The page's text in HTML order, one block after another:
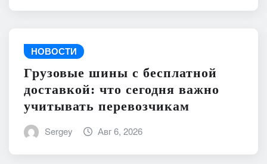
НОВОСТИ
Грузовые шины с бесплатной
доставкой: что сегодня важно
учитывать перевозчикам
Sergey Авг 6, 2026